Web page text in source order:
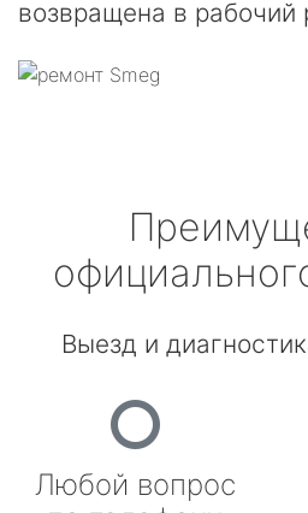
возвращена в рабочий
Выезд и
Любой вопрос